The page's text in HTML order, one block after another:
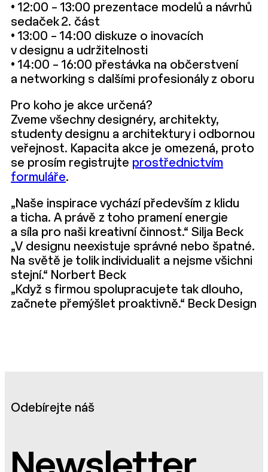
• 12:00 – 13:00 prezentace modelů a návrhů
sedaček 2. část
• 13:00 – 14:00 diskuze o inovacích
v designu a udržitelnosti
• 14:00 – 16:00 přestávka na občerstvení
a networking s dalšími profesionály z oboru
Pro koho je akce určená?
Zveme všechny designéry, architekty,
studenty designu a architektury i odbornou
veřejnost. Kapacita akce je omezená, proto
se prosím registrujte prostřednictvím
formuláře.
„Naše inspirace vychází především z klidu
a ticha. A právě z toho pramení energie
a síla pro naši kreativní činnost.“ Silja Beck
„V designu neexistuje správné nebo špatné.
Na světě je tolik individualit a nejsme všichni
stejní.“ Norbert Beck
„Když s firmou spolupracujete tak dlouho,
začnete přemýšlet proaktivně.“ Beck Design
Odebírejte náš